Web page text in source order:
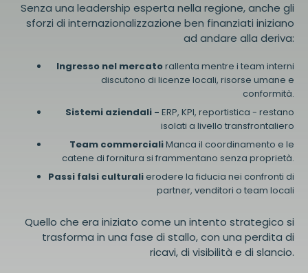
Senza una leadership esperta nella regione, anche gli
sforzi di internazionalizzazione ben finanziati iniziano
ad andare alla deriva:
Ingresso nel mercatorallenta mentre i team interni
discutono di licenze locali, risorse umane e
conformità.
Sistemi aziendali - ERP, KPI, reportistica - restano
isolati a livello transfrontaliero
Team commercialiManca il coordinamento e le
catene di fornitura si frammentano senza proprietà.
Passi falsi culturalierodere la fiducia nei confronti di
partner, venditori o team locali
Quello che era iniziato come un intento strategico si
trasforma in una fase di stallo, con una perdita di
ricavi, di visibilità e di slancio.